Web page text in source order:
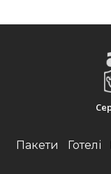
reopen depending
Check-in 15:00 -
Key collection at
1 étage
Пакети Готелі